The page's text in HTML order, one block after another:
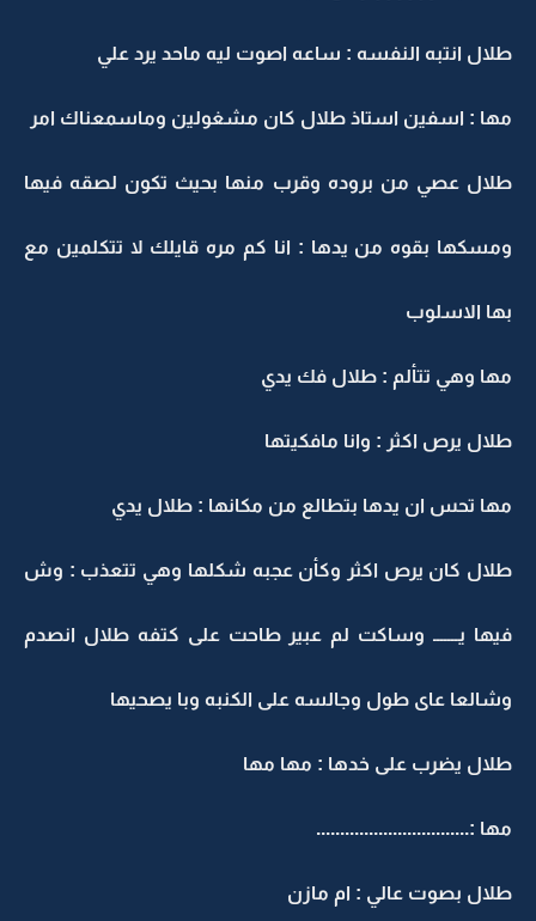
طلال انتبه النفسه : ساعه اصوت ليه ماحد يرد علي
مها : اسفين استاذ طلال كان مشغولين وماسمعناك امر
طلال عصي من بروده وقرب منها بحيث تكون لصقه فيها
ومسكها بقوه من يدها : انا كم مره قايلك لا تتكلمين مع
بها الاسلوب
مها وهي تتألم : طلال فك يدي
طلال يرص اكثر : وانا مافكيتها
مها تحس ان يدها بتطالع من مكانها : طلال يدي
طلال كان يرص اكثر وكأن عجبه شكلها وهي تتعذب : وش
فيها يـــــــ وساكت لم عبير طاحت على كتفه طلال انصدم
وشالعا عاى طول وجالسه على الكنبه وبا يصحيها
طلال يضرب على خدها : مها مها
مها :................................
طلال بصوت عالي : ام مازن